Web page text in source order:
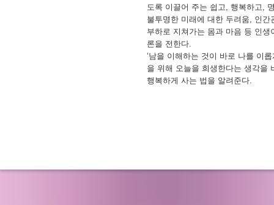
도록 이끌어 주는 쉽고, 행복하고,
불투명한 미래에 대한 두려움, 인
부하로 지쳐가는 몸과 마음 등 인
론을 전한다.
‘남을 이해하는 것이 바로 나를 이롭
을 위해 오늘을 희생한다는 생각을
행복하게 사는 법을 알려준다.